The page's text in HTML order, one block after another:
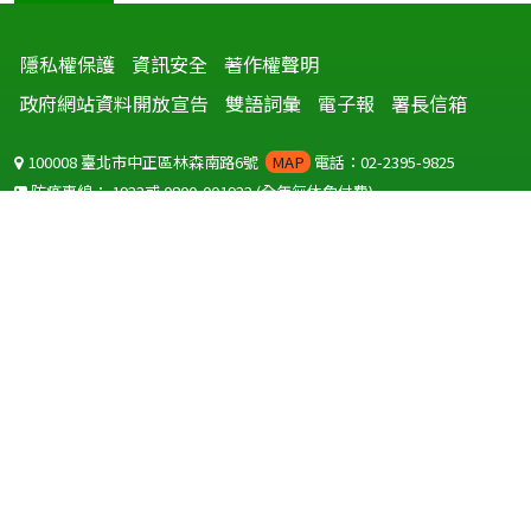
隱私權保護 資訊安全 著作權聲明
政府網站資料開放宣告
雙語詞彙 電子報 署長信箱
100008 臺北市中正區林森南路6號 MAP 電話：02-2395-9825
防疫專線：1922或0800-001922(全年無休免付費)